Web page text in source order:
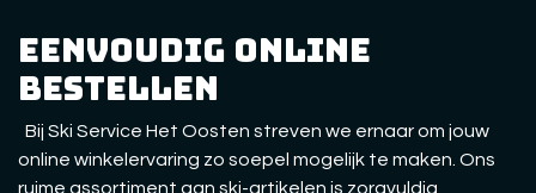
eenvoudig online
bestellen
Bij Ski Service Het Oosten streven we ernaar om jouw
online winkelervaring zo soepel mogelijk te maken. Ons
ruime assortiment aan ski-artikelen is zorgvuldig